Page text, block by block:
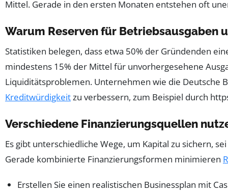
Mittel. Gerade in den ersten Monaten entstehen oft
Warum Reserven für Betriebsausgaben
Statistiken belegen, dass etwa 50% der Gründenden
mindestens 15% der Mittel für unvorhergesehene
Liquiditätsproblemen. Unternehmen wie die Deutsche
Kreditwürdigkeit zu verbessern, zum Beispiel durch
Verschiedene Finanzierungsquellen
Es gibt unterschiedliche Wege, um Kapital zu sichern,
Gerade kombinierte Finanzierungsformen minimieren
Erstellen Sie einen realistischen Businessplan mit